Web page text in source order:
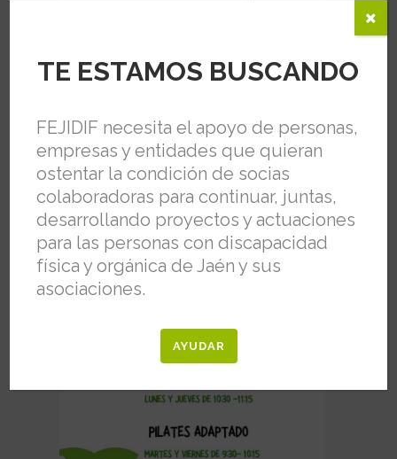
READ MORE
TE ESTAMOS BUSCANDO
FEJIDIF necesita el apoyo de personas,
empresas y entidades que quieran
ostentar la condición de socias
colaboradoras para continuar, juntas,
desarrollando proyectos y actuaciones
para las personas con discapacidad
física y orgánica de Jaén y sus
asociaciones.
AYUDAR